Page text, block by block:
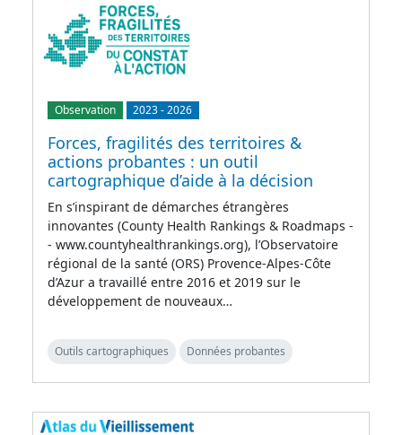
Observation 2023-2026
Forces, fragilités des territoires &
actions probantes : un outil
cartographique d’aide à la décision
En s’inspirant de démarches étrangères
innovantes (County Health Rankings & Roadmaps -
- www.countyhealthrankings.org), l’Observatoire
régional de la santé (ORS) Provence-Alpes-Côte
d’Azur a travaillé entre 2016 et 2019 sur le
développement de nouveaux…
Outils cartographiques Données probantes